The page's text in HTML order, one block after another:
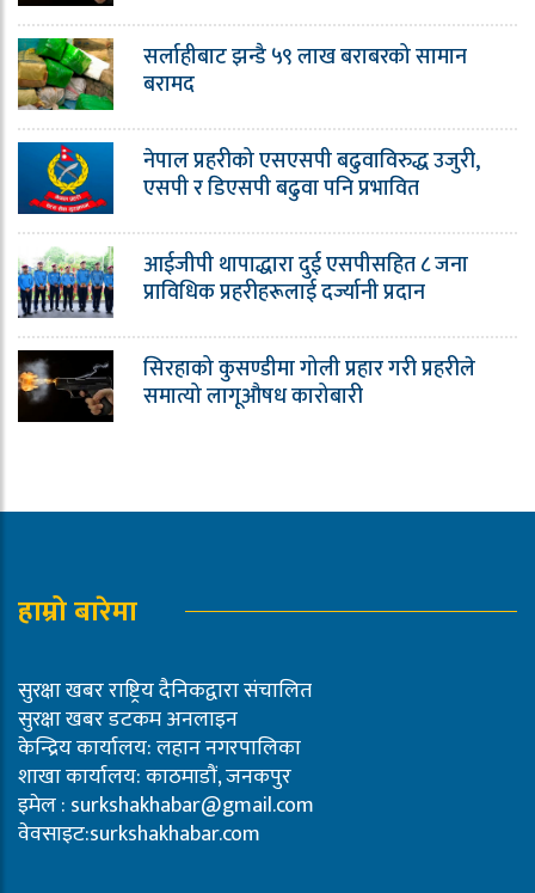
सर्लाहीबाट झन्डै ५९ लाख बराबरको सामान
बरामद
नेपाल प्रहरीको एसएसपी बढुवाविरुद्ध उजुरी,
एसपी र डिएसपी बढुवा पनि प्रभावित
आईजीपी थापाद्धारा दुई एसपीसहित ८ जना
प्राविधिक प्रहरीहरूलाई दर्ज्यानी प्रदान
सिरहाको कुसण्डीमा गोली प्रहार गरी प्रहरीले
समात्यो लागूऔषध कारोबारी
हाम्रो बारेमा
सुरक्षा खबर राष्ट्रिय दैनिकद्वारा संचालित
सुरक्षा खबर डटकम अनलाइन
केन्द्रिय कार्यालय: लहान नगरपालिका
शाखा कार्यालय: काठमाडौं, जनकपुर
इमेल : surkshakhabar@gmail.com
वेवसाइट:surkshakhabar.com